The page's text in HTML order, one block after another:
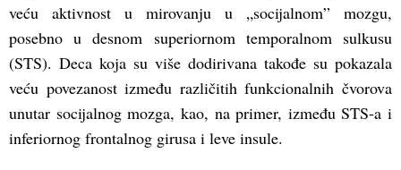
veću aktivnost u mirovanju u „socijalnom” mozgu,
posebno u desnom superiornom temporalnom sulkusu
(STS). Deca koja su više dodirivana takođe su pokazala
veću povezanost između različitih funkcionalnih čvorova
unutar socijalnog mozga, kao, na primer, između STS-a i
inferiornog frontalnog girusa i leve insule.